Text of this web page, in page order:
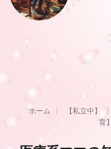
ホーム 【私立中】
育】